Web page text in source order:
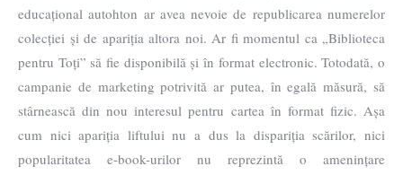
educațional autohton ar avea nevoie de republicarea numerelor
colecției și de apariția altora noi. Ar fi momentul ca „Biblioteca
pentru Toți” să fie disponibilă și în format electronic. Totodată, o
campanie de marketing potrivită ar putea, în egală măsură, să
stârnească din nou interesul pentru cartea în format fizic. Așa
cum nici apariția liftului nu a dus la dispariția scărilor, nici
popularitatea e-book-urilor nu reprezintă o amenințare